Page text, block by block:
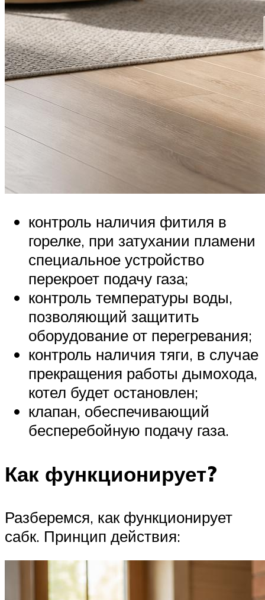
контроль наличия фитиля в
горелке, при затухании пламени
специальное устройство
перекроет подачу газа;
контроль температуры воды,
позволяющий защитить
оборудование от перегревания;
контроль наличия тяги, в случае
прекращения работы дымохода,
котел будет остановлен;
клапан, обеспечивающий
бесперебойную подачу газа.
Как функционирует?
Разберемся, как функционирует
сабк. Принцип действия: